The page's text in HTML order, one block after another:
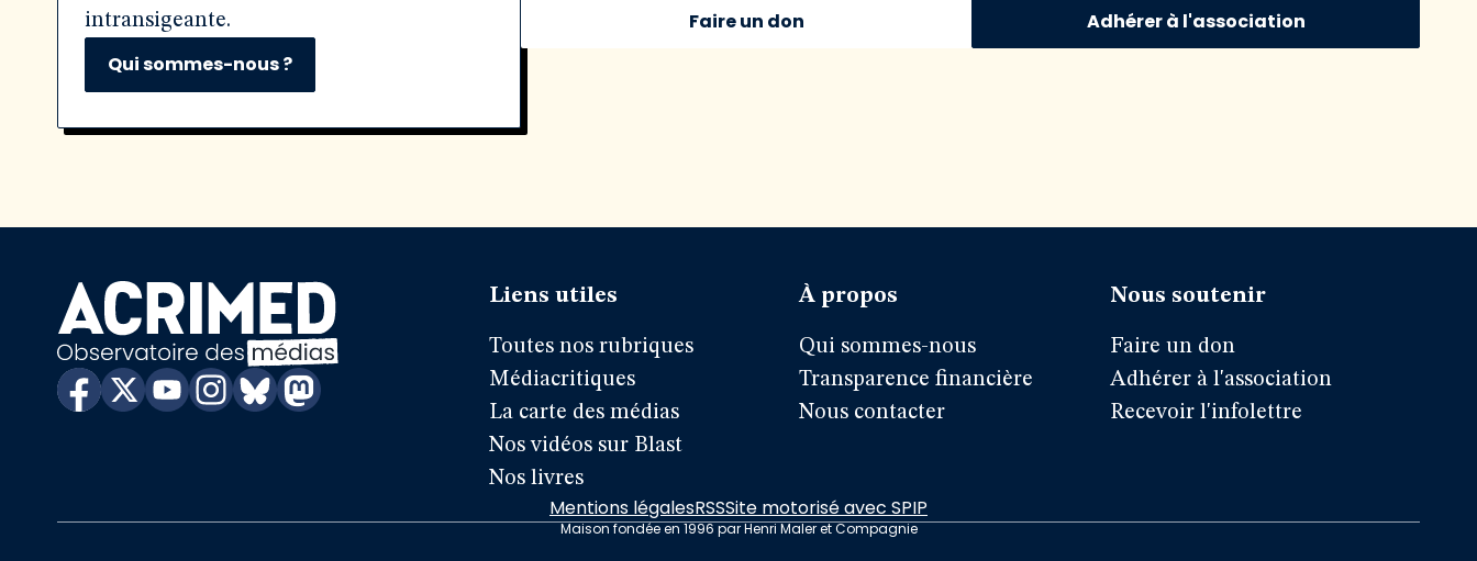
intransigeante.
Qui sommes-nous ?
Faire un don Adhérer à l'association
Liens utiles
Toutes nos rubriques
Médiacritiques
La carte des médias
Nos vidéos sur Blast
Nos livres
À propos
Qui sommes-nous
Transparence financière
Nous contacter
Nous soutenir
Faire un don
Adhérer à l'association
Recevoir l'infolettre
Mentions légalesRSSSite motorisé avec SPIP
Maison fondée en 1996 par Henri Maler et Compagnie